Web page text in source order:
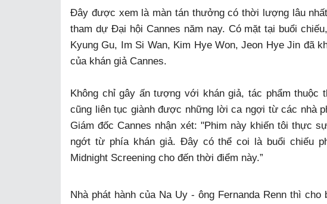
Đây được xem là màn tán thưởng có thời lượng lâu
tham dự Đại hội Cannes năm nay. Có mặt tại buổi
Kyung Gu, Im Si Wan, Kim Hye Won, Jeon Hye Jin đã
của khán giả Cannes.
Không chỉ gây ấn tượng với khán giả, tác phẩm thuộc
cũng liên tục giành được những lời ca ngợi từ các nhà
Giám đốc Cannes nhận xét: "Phim này khiến tôi thực
ngớt từ phía khán giả. Đây có thể coi là buổi chiếu
Midnight Screening cho đến thời điểm này.”
Nhà phát hành của Na Uy - ông Fernanda Renn thì